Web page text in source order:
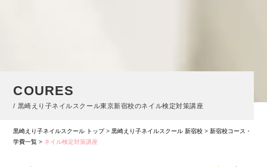
COURES
/ 黒崎えり子ネイルスクール東京新宿校のネイル検定対策講座
黒崎えり子ネイルスクール トップ>黒崎えり子ネイルスクール 新宿校 >新宿校コース・
学費一覧 > ネイル検定対策講座